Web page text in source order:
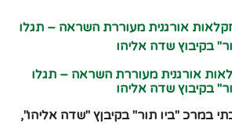
אורגנית מעוררת השראה – תגלו
בקיבוץ שדה אליהו
במרכ "ביו תור" בקיבןץ "שדה אליהו",